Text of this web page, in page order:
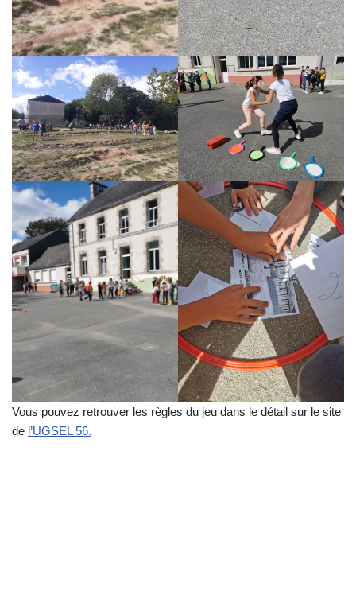
Vous pouvez retrouver les règles du jeu dans le détail sur le site
de l’UGSEL 56.